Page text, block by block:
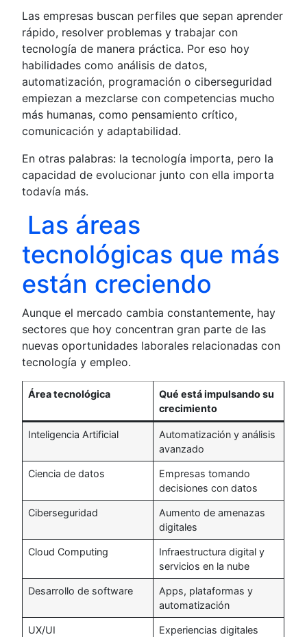
Las empresas buscan perfiles que sepan aprender
rápido, resolver problemas y trabajar con
tecnología de manera práctica. Por eso hoy
habilidades como análisis de datos,
automatización, programación o ciberseguridad
empiezan a mezclarse con competencias mucho
más humanas, como pensamiento crítico,
comunicación y adaptabilidad.
En otras palabras: la tecnología importa, pero la
capacidad de evolucionar junto con ella importa
todavía más.
Las áreas
tecnológicas que más
están creciendo
Aunque el mercado cambia constantemente, hay
sectores que hoy concentran gran parte de las
nuevas oportunidades laborales relacionadas con
tecnología y empleo.
Área tecnológica
Qué está impulsando su
crecimiento
Inteligencia Artificial
Automatización y análisis
avanzado
Ciencia de datos
Empresas tomando
decisiones con datos
Ciberseguridad
Aumento de amenazas
digitales
Cloud Computing
Infraestructura digital y
servicios en la nube
Desarrollo de software
Apps, plataformas y
automatización
UX/UI
Experiencias digitales